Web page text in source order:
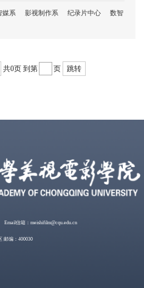
媒系 影视制作系 纪录片中心
数智
共0页 到第 页 跳转
Email信箱：meishifilm@cqu.edu.cn
邮编：400030